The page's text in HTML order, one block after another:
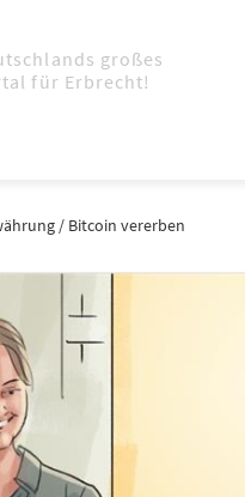
/ Bitcoin vererben